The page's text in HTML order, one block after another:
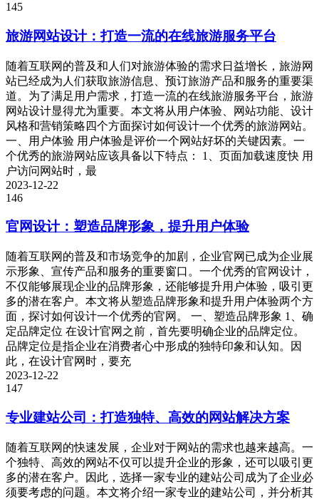
145
旅游网站设计：打造一流的在线旅游服务平台
随着互联网的普及和人们对旅游体验的需求日益增长，旅游网
站已经成为人们获取旅游信息、预订旅游产品和服务的重要渠
道。为了满足用户需求，打造一流的在线旅游服务平台，旅游
网站设计显得尤为重要。本文将从用户体验、网站功能、设计
风格和营销策略四个方面探讨如何设计一个优秀的旅游网站。
一、用户体验 用户体验是评价一个网站好坏的关键因素。一
个优秀的旅游网站应该具备以下特点： 1、页面加载速度快 用
户访问网站时，最
2023-12-22
146
官网设计：塑造品牌形象，提升用户体验
随着互联网的普及和市场竞争的加剧，企业官网已成为企业展
示形象、宣传产品和服务的重要窗口。一个优秀的官网设计，
不仅能够展现企业的品牌形象，还能够提升用户体验，吸引更
多的潜在客户。本文将从塑造品牌形象和提升用户体验两个方
面，探讨如何设计一个优秀的官网。 一、塑造品牌形象 1、确
定品牌定位 在设计官网之前，首先要明确企业的品牌定位。
品牌定位是指企业在消费者心中形成的独特印象和认知。因
此，在设计官网时，要充
2023-12-22
147
专业建站公司：打造独特、高效的网站解决方案
随着互联网的快速发展，企业对于网站的需求也越来越高。一
个独特、高效的网站不仅可以提升企业的形象，还可以吸引更
多的潜在客户。因此，选择一家专业的建站公司成为了企业必
须要考虑的问题。本文将介绍一家专业的建站公司，并分析其